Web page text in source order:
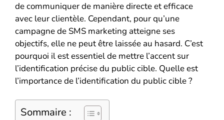
de communiquer de manière directe et efficace
avec leur clientèle. Cependant, pour qu’une
campagne de SMS marketing atteigne ses
objectifs, elle ne peut être laissée au hasard. C’est
pourquoi il est essentiel de mettre l’accent sur
l’identification précise du public cible. Quelle est
l’importance de l’identification du public cible ?
Sommaire :